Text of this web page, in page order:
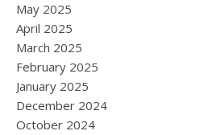
May 2025
April 2025
March 2025
February 2025
January 2025
December 2024
October 2024